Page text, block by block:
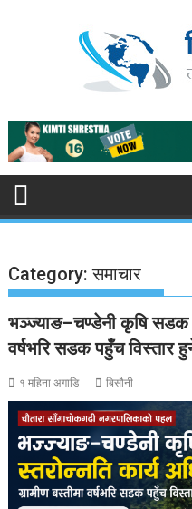
Category:समाचार
भञ्ज्याङ–चण्डेनी कृषि सडक
वर्षभरि सडक पहुँच विस्तार
१ महिना अगाडि बिसौनी